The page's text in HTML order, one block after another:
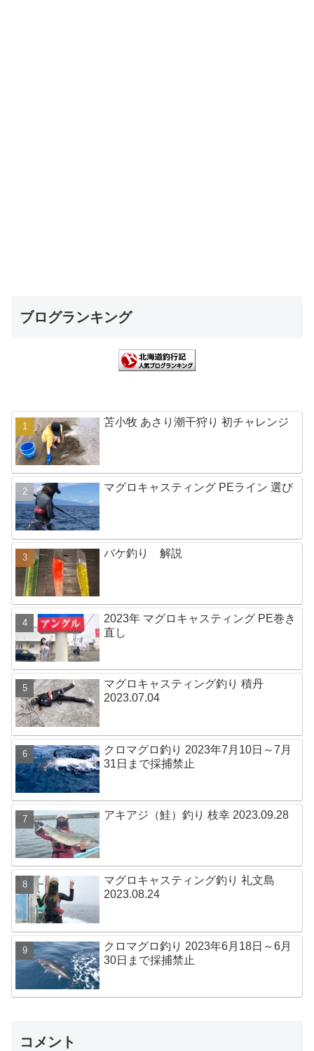
ブログランキング
苫小牧 あさり潮干狩り 初チャレンジ
マグロキャスティング PEライン 選び
バケ釣り 解説
2023年 マグロキャスティング PE巻き
直し
マグロキャスティング釣り 積丹
2023.07.04
クロマグロ釣り 2023年7月10日～7月
31日まで採捕禁止
アキアジ（鮭）釣り 枝幸 2023.09.28
マグロキャスティング釣り 礼文島
2023.08.24
クロマグロ釣り 2023年6月18日～6月
30日まで採捕禁止
コメント